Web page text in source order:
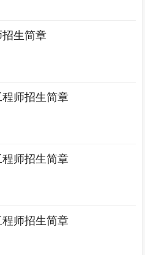
生简章
师招生简章
师招生简章
师招生简章